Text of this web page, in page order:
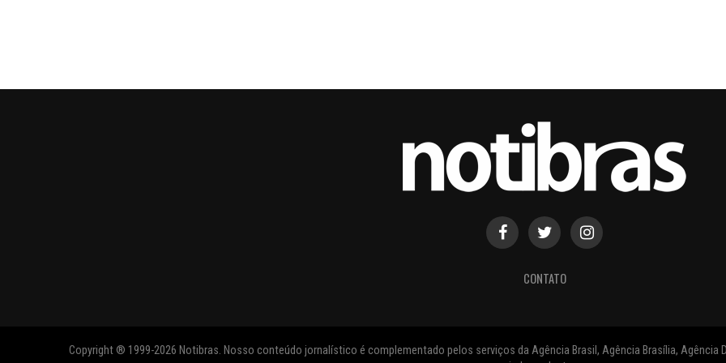
CONTATO
Copyright ® 1999-2026 Notibras. Nosso conteúdo jornalístico é complementado pelos serviços da Agência Brasil, Agência Brasília, Agência